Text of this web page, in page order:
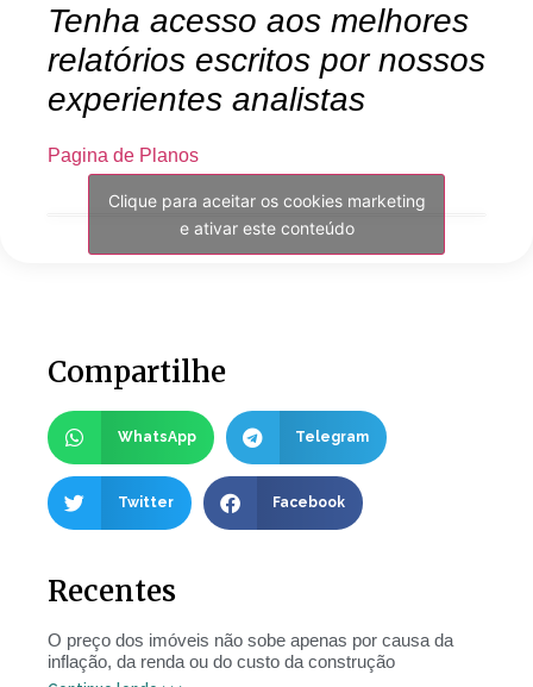
Tenha acesso aos melhores
relatórios escritos por nossos
experientes analistas
Pagina de Planos
Clique para aceitar os cookies marketing
e ativar este conteúdo
Compartilhe
WhatsApp Telegram
Twitter Facebook
Recentes
O preço dos imóveis não sobe apenas por causa da
inflação, da renda ou do custo da construção